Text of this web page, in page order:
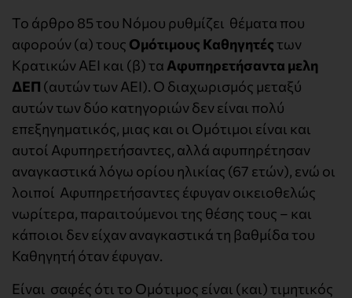
Το άρθρο 85 του Νόμου ρυθμίζει θέματα που
αφορούν (α) τους Ομότιμους Καθηγητέςτων
Κρατικών ΑΕΙ και (β) τα Αφυπηρετήσαντα μελη
ΔΕΠ (αυτών των ΑΕΙ). Ο διαχωρισμός μεταξύ
αυτών των δύο κατηγοριών δεν είναι πολύ
επεξηγηματικός, μιας και οι Ομότιμοι είναι και
αυτοί Αφυπηρετήσαντες, αλλά αφυπηρέτησαν
αναγκαστικά λόγω ορίου ηλικίας (67 ετών), ενώ οι
λοιποί Αφυπηρετήσαντες έφυγαν οικειοθελώς
νωρίτερα, παραιτούμενοι της θέσης τους – και
κάποιοι δεν είχαν αναγκαστικά τη βαθμίδα του
Καθηγητή όταν έφυγαν.
Είναι σαφές ότι το Ομότιμος είναι (και) τιμητικός